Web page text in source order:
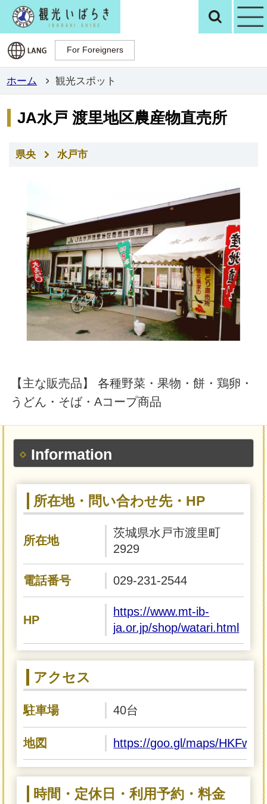
観光いばらき検
For Foreigners
For Foreigners
ホーム 観光スポット
JA水戸 渡里地区農産物直売所
県央 水戸市
【主な販売品】 各種野菜・果物・餅・鶏卵・
うどん・そば・Aコープ商品
Information
所在地・問い合わせ先・HP
所在地
茨城県水戸市渡里町
2929
電話番号 029-231-2544
HP
https://www.mt-ib-
ja.or.jp/shop/watari.html
アクセス
駐車場 40台
地図 https://goo.gl/maps/
時間・定休日・利用予約・料金